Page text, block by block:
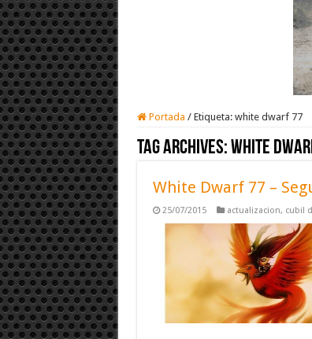
Portada / Etiqueta: white dwarf 77
Tag Archives:white
White Dwarf 77 –
25/07/2015 actualizacion, cubil